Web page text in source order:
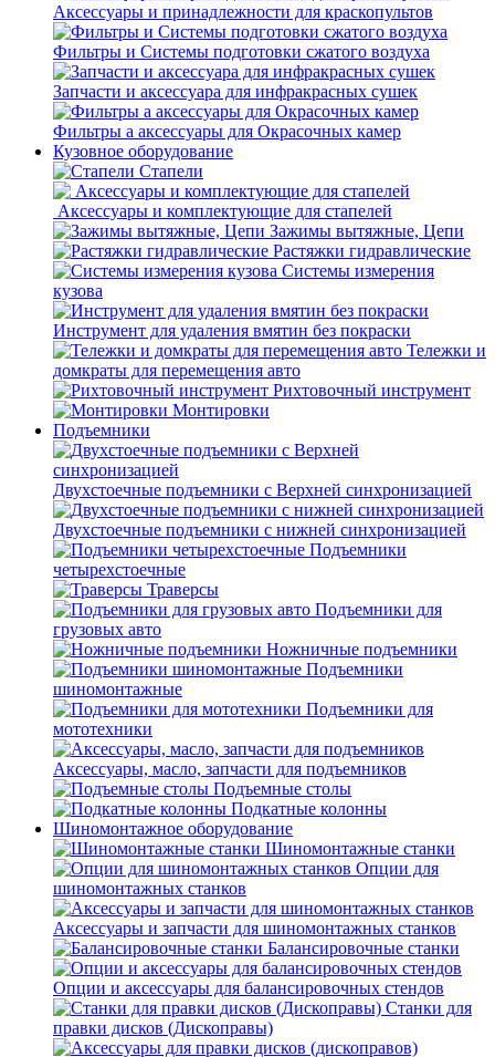
Аксессуары и принадлежности для краскопультов
Фильтры и Системы подготовки сжатого воздуха
Запчасти и аксессуара для инфракрасных сушек
Фильтры а аксессуары для Окрасочных камер
Кузовное оборудование
Стапели
Аксессуары и комплектующие для стапелей
Зажимы вытяжные, Цепи
Растяжки гидравлические
Системы измерения
кузова
Инструмент для удаления вмятин без покраски
Тележки и
домкраты для перемещения авто
Рихтовочный инструмент
Монтировки
Подъемники
Двухстоечные подъемники с Верхней синхронизацией
Двухстоечные подъемники с нижней синхронизацией
Подъемники
четырехстоечные
Траверсы
Подъемники для
грузовых авто
Ножничные подъемники
Подъемники
шиномонтажные
Подъемники для
мототехники
Аксессуары, масло, запчасти для подъемников
Подъемные столы
Подкатные колонны
Шиномонтажное оборудование
Шиномонтажные станки
Опции для
шиномонтажных станков
Аксессуары и запчасти для шиномонтажных станков
Балансировочные станки
Опции и аксессуары для балансировочных стендов
Станки для
правки дисков (Дископравы)